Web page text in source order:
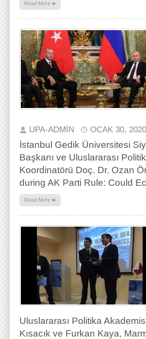
Read More »
UPA-ADMIN OCAK 30, 2020
İstanbul Gedik Üniversitesi
Başkanı ve Uluslararası
Koordinatörü Doç. Dr. Ozan
during AK Parti Rule: Could
Read More »
Uluslararası Politika
Kısacık ve Furkan Kaya,